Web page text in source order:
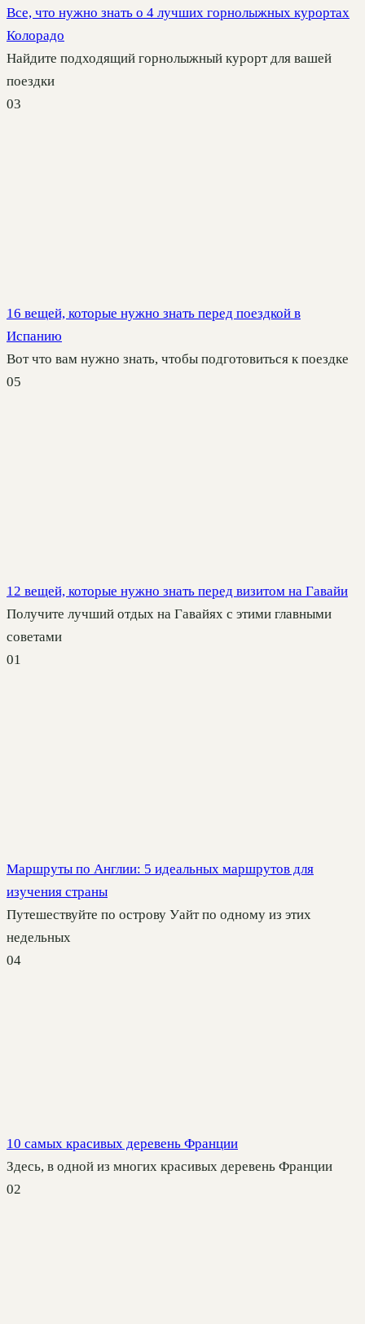
Все, что нужно знать о 4 лучших горнолыжных курортах
Колорадо
Найдите подходящий горнолыжный курорт для вашей
поездки
03
16 вещей, которые нужно знать перед поездкой в
Испанию
Вот что вам нужно знать, чтобы подготовиться к поездке
05
12 вещей, которые нужно знать перед визитом на Гавайи
Получите лучший отдых на Гавайях с этими главными
советами
01
Маршруты по Англии: 5 идеальных маршрутов для
изучения страны
Путешествуйте по острову Уайт по одному из этих
недельных
04
10 самых красивых деревень Франции
Здесь, в одной из многих красивых деревень Франции
02